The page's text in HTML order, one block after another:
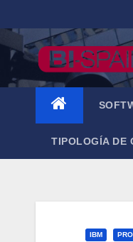
al
contenido
TIPOLOGÍA DE
IBM